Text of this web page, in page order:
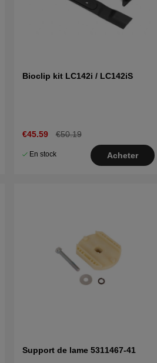
Bioclip kit LC142i / LC142iS
€45.59 €50.19
En stock Acheter
Support de lame 5311467-41